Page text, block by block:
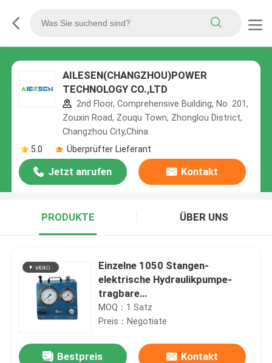
AILESEN(CHANGZHOU)POWER
TECHNOLOGY CO.,LTD
2nd Floor, Comprehensive Building, No. 201,
Zouxin Road, Zouqu Town, Zhonglou District,
Changzhou City,China
5.0
Überprüfter Lieferant
Jetzt anrufen Kontakt
PRODUKTE ÜBER UNS
Einzelne 1050 Stangen-
elektrische Hydraulikpumpe-
tragbare
HochdruckHydraulikaggregate
MOQ：1 Satz
Preis：Negotiate
Bestpreis Kontakt